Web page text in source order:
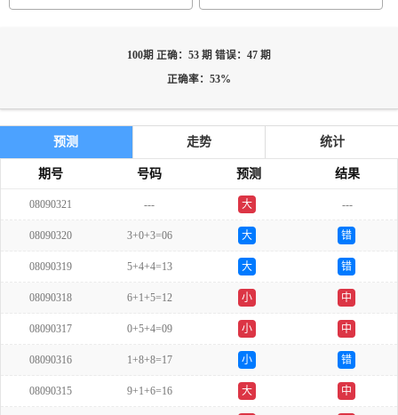
100期 正确：53 期 错误：47 期
正确率：53%
预测 走势 统计
期号 号码 预测 结果
08090321 ---
大
---
08090320 3+0+3=06 大 错
08090319 5+4+4=13 大 错
08090318 6+1+5=12 小 中
08090317 0+5+4=09 小 中
08090316 1+8+8=17 小 错
08090315 9+1+6=16 大 中